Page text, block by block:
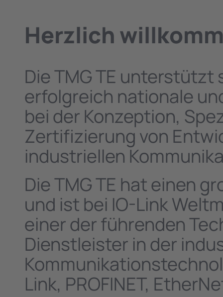
Herzlich
Die TMG TE unterstützt
erfolgreich nationale
bei der Konzeption,
Zertifizierung von
industriellen
Die TMG TE hat einen
und ist bei IO-Link
einer der führenden
Dienstleister in der
Link, PROFINET,